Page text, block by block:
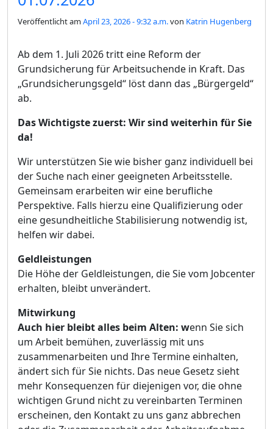
Veröffentlicht amApril 23, 2026 - 9:32 a.m.von Katrin Hugenberg
Ab dem 1. Juli 2026 tritt eine Reform der
Grundsicherung für Arbeitsuchende in Kraft. Das
„Grundsicherungsgeld“ löst dann das „Bürgergeld“
ab.
Das Wichtigste zuerst: Wir sind weiterhin für Sie
da!
Wir unterstützen Sie wie bisher ganz individuell bei
der Suche nach einer geeigneten Arbeitsstelle.
Gemeinsam erarbeiten wir eine berufliche
Perspektive. Falls hierzu eine Qualifizierung oder
eine gesundheitliche Stabilisierung notwendig ist,
helfen wir dabei.
Geldleistungen
Die Höhe der Geldleistungen, die Sie vom Jobcenter
erhalten, bleibt unverändert.
Mitwirkung
Auch hier bleibt alles beim Alten: wenn Sie sich
um Arbeit bemühen, zuverlässig mit uns
zusammenarbeiten und Ihre Termine einhalten,
ändert sich für Sie nichts. Das neue Gesetz sieht
mehr Konsequenzen für diejenigen vor, die ohne
wichtigen Grund nicht zu vereinbarten Terminen
erscheinen, den Kontakt zu uns ganz abbrechen